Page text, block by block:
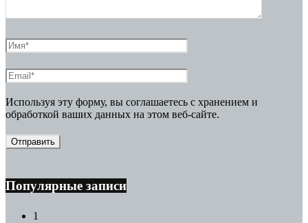
Используя эту форму, вы соглашаетесь с хранением и
обработкой ваших данных на этом веб-сайте.
Популярные записи
1